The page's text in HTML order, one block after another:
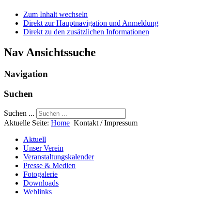
Zum Inhalt wechseln
Direkt zur Hauptnavigation und Anmeldung
Direkt zu den zusätzlichen Informationen
Nav Ansichtssuche
Navigation
Suchen
Suchen ...
Aktuelle Seite: Home Kontakt / Impressum
Aktuell
Unser Verein
Veranstaltungskalender
Presse & Medien
Fotogalerie
Downloads
Weblinks